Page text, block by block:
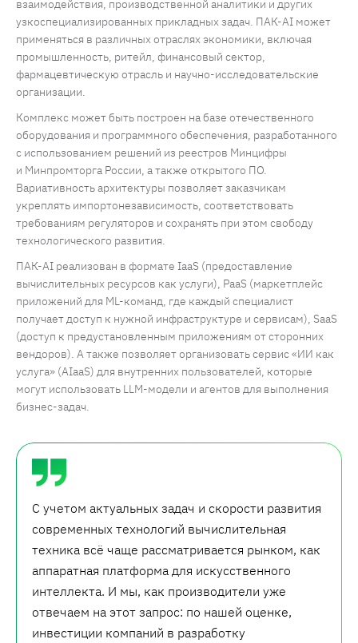
взаимодействия, производственной аналитики и других
узкоспециализированных прикладных задач. ПАК-AI может
применяться в различных отраслях экономики, включая
промышленность, ритейл, финансовый сектор,
фармацевтическую отрасль и научно-исследовательские
организации.
Комплекс может быть построен на базе отечественного
оборудования и программного обеспечения, разработанного
с использованием решений из реестров Минцифры
и Минпромторга России, а также открытого ПО.
Вариативность архитектуры позволяет заказчикам
укреплять импортонезависимость, соответствовать
требованиям регуляторов и сохранять при этом свободу
технологического развития.
ПАК-AI реализован в формате IaaS (предоставление
вычислительных ресурсов как услуги), PaaS (маркетплейс
приложений для ML-команд, где каждый специалист
получает доступ к нужной инфраструктуре и сервисам), SaaS
(доступ к предустановленным приложениям от сторонних
вендоров). А также позволяет организовать сервис «ИИ как
услуга» (AIaaS) для внутренних пользователей, которые
могут использовать LLM-модели и агентов для выполнения
бизнес-задач.
С учетом актуальных задач и скорости развития
современных технологий вычислительная
техника всё чаще рассматривается рынком, как
аппаратная платформа для искусственного
интеллекта. И мы, как производители уже
отвечаем на этот запрос: по нашей оценке,
инвестиции компаний в разработку